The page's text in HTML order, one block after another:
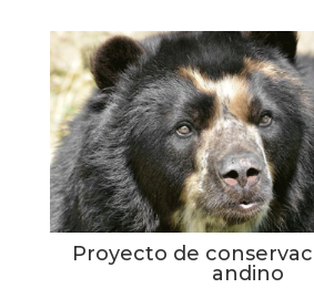
Proyecto de
andino